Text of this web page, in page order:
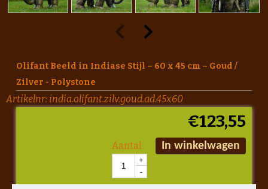
Olifant Beeld in Indiase Stijl – 60 x 45 cm – Goud /
Zilver - Polystone
Artikelnr: india.olifant.zilv.goud.ad.45x60
€123,55
Aantal
+
-
In winkelwagen